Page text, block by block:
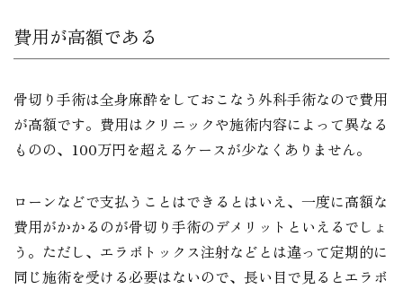
費用が高額である
骨切り手術は全身麻酔をしておこなう外科手術なので費用
が高額です。費用はクリニックや施術内容によって異なる
ものの、100万円を超えるケースが少なくありません。
ローンなどで支払うことはできるとはいえ、一度に高額な
費用がかかるのが骨切り手術のデメリットといえるでしょ
う。ただし、エラボトックス注射などとは違って定期的に
同じ施術を受ける必要はないので、長い目で見るとエラボ